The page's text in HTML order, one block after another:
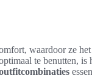
waardoor ze
te benutten, is